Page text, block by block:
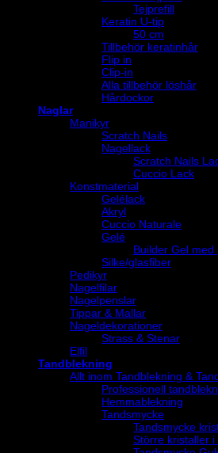
Tejprefill
Keratin U-tip
50 cm
Tillbehör keratinhår
Flip in
Clip-in
Alla tillbehör löshår
Hårdockor
Naglar
Manikyr
Scratch Nails
Nagellack
Scratch Nails
Cuccio Lack
Konstmaterial
Gelélack
Akryl
Cuccio Naturale
Gelé
Builder Gel med
Silke/glasfiber
Pedikyr
Nagelfilar
Nagelpenslar
Tippar & Mallar
Nageldekorationer
Strass & Stenar
Elfil
Tandblekning
Allt inom Tandblekning &
Professionell
Hemmablekning
Tandsmycke
Tandsmycke
Större kristaller i